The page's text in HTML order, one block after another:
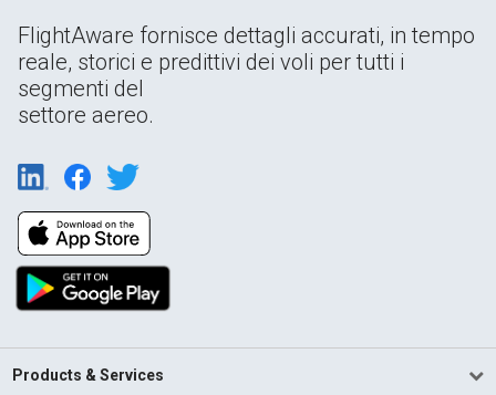
FlightAware fornisce dettagli accurati, in tempo
reale, storici e predittivi dei voli per tutti i
segmenti del
settore aereo.
Products & Services